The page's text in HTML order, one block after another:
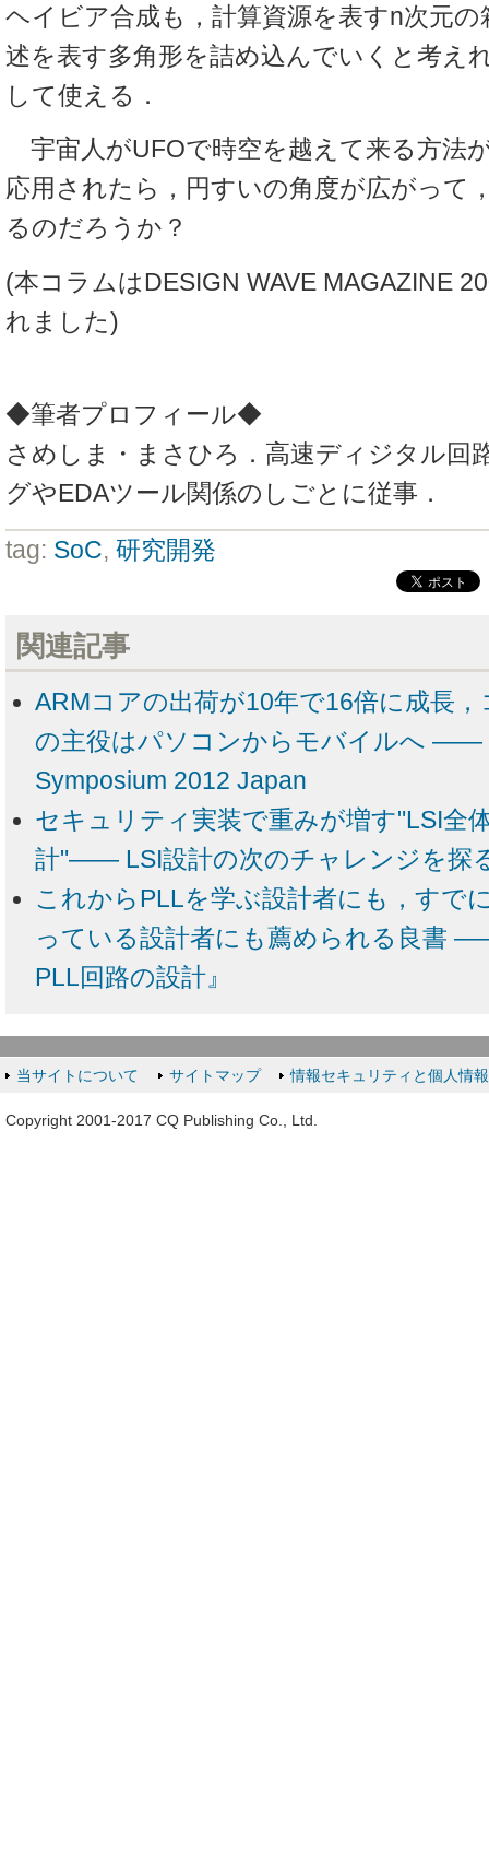
ヘイビア合成も，計算資源を表すn次元
述を表す多角形を詰め込んでいくと考え
して使える．
宇宙人がUFOで時空を越えて来る方法
応用されたら，円すいの角度が広がって
るのだろうか？
(本コラムはDESIGN WAVE MAGAZINE
れました)
◆筆者プロフィール◆
さめしま・まさひろ．高速ディジタル回
グやEDAツール関係のしごとに従事．
tag: SoC, 研究開発
関連記事
ARMコアの出荷が10年で16倍に成長
の主役はパソコンからモバイルへ ――
Symposium 2012 Japan
セキュリティ実装で重みが増す"LSI全
計"―― LSI設計の次のチャレンジを探
これからPLLを学ぶ設計者にも，すで
っている設計者にも薦められる良書
PLL回路の設計』
当サイトについて サイトマップ 情報セキュリティと個人情
Copyright 2001-2017 CQ Publishing Co., Ltd.